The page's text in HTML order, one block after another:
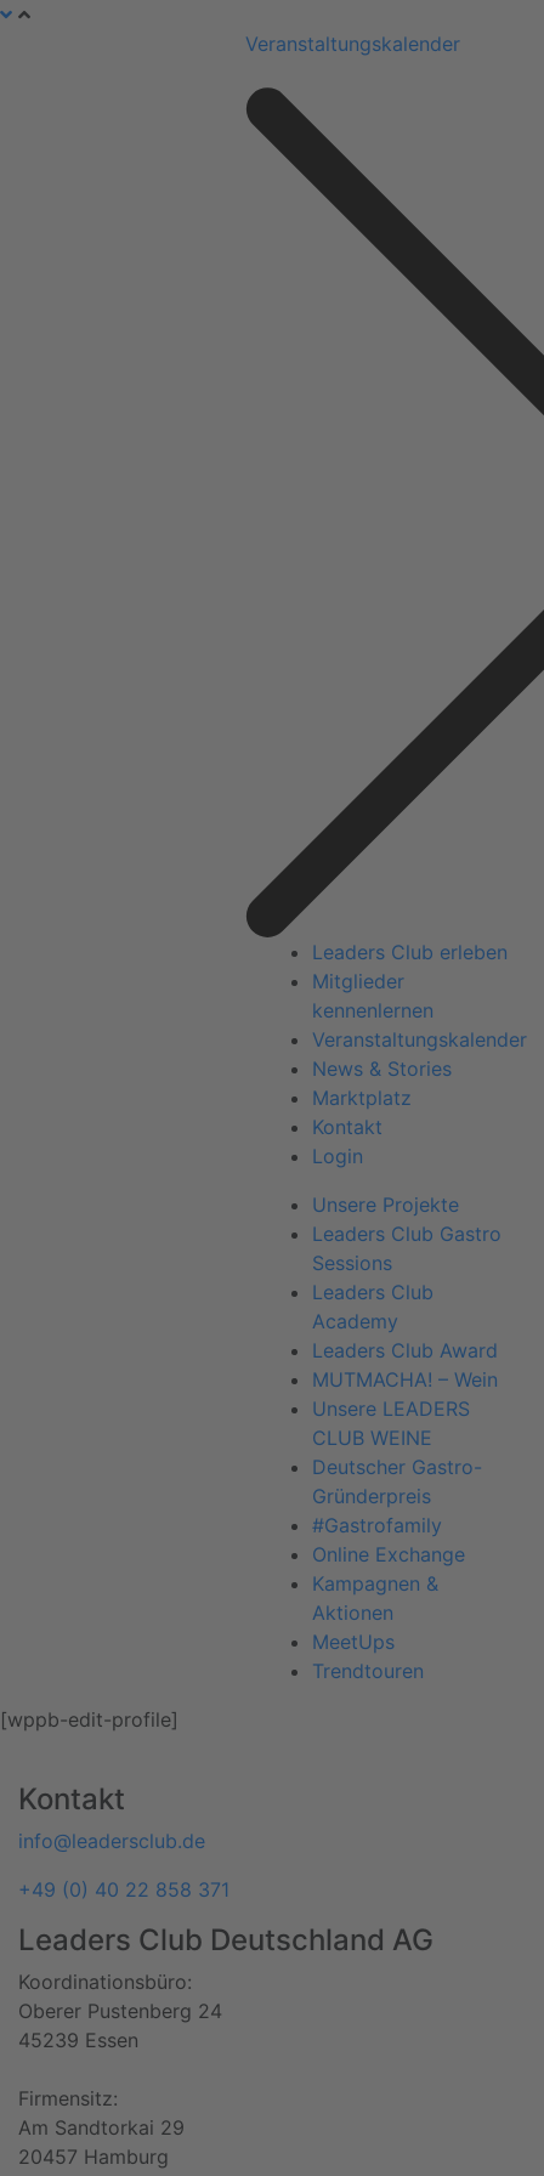
Veranstaltungskalender
Leaders Club erleben
Mitglieder
kennenlernen
Veranstaltungskalender
News & Stories
Marktplatz
Kontakt
Login
Unsere Projekte
Leaders Club Gastro
Sessions
Leaders Club
Academy
Leaders Club Award
MUTMACHA! – Wein
Unsere LEADERS
CLUB WEINE
Deutscher Gastro-
Gründerpreis
#Gastrofamily
Online Exchange
Kampagnen &
Aktionen
MeetUps
Trendtouren
[wppb-edit-profile]
Kontakt
info@leadersclub.de
+49 (0) 40 22 858 371
Leaders Club Deutschland AG
Koordinationsbüro:
Oberer Pustenberg 24
45239 Essen
Firmensitz:
Am Sandtorkai 29
20457 Hamburg